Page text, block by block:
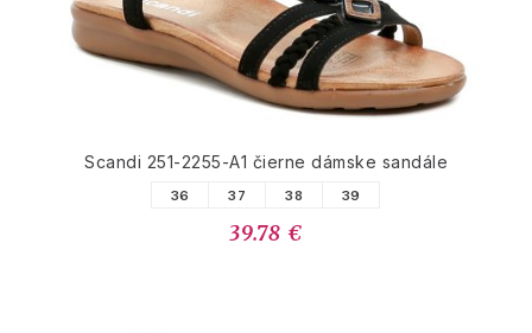
Scandi 251-2255-A1 čierne dámske sandále
36 37 38 39
39.78 €